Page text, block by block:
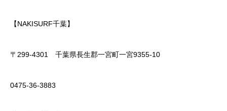
【NAKISURF千葉】
〒299-4301 千葉県長生郡一宮町一宮9355-10
0475-36-3883